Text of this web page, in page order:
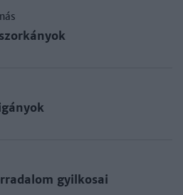
gyilkosai